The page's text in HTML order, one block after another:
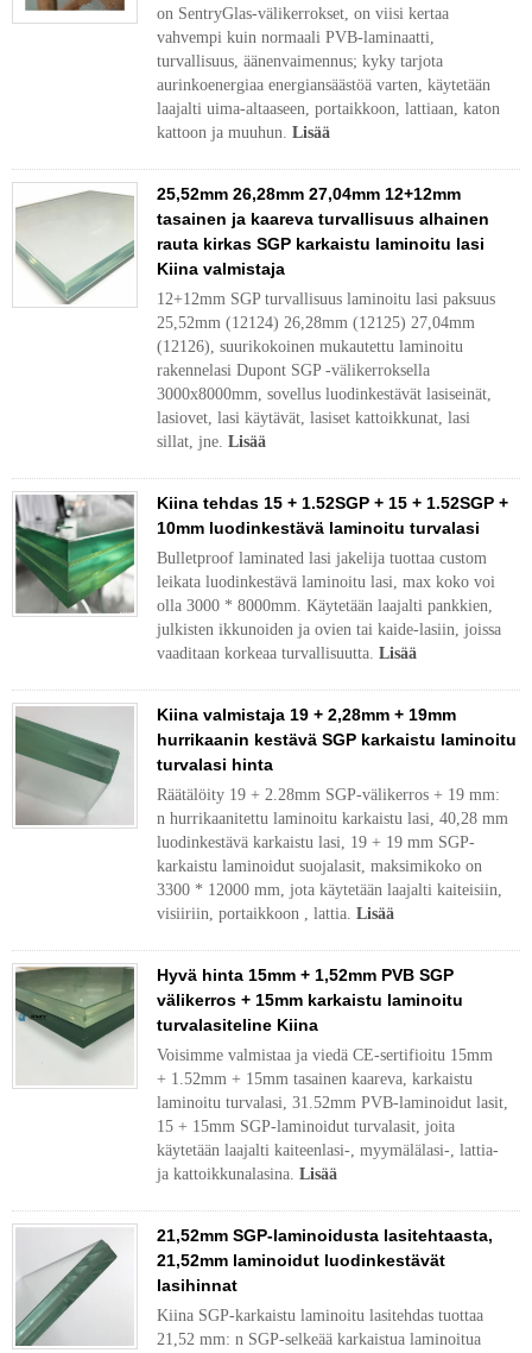
on SentryGlas-välikerrokset, on viisi kertaa
vahvempi kuin normaali PVB-laminaatti,
turvallisuus, äänenvaimennus; kyky tarjota
aurinkoenergiaa energiansäästöä varten, käytetään
laajalti uima-altaaseen, portaikkoon, lattiaan, katon
kattoon ja muuhun. Lisää
25,52mm 26,28mm 27,04mm 12+12mm
tasainen ja kaareva turvallisuus alhainen
rauta kirkas SGP karkaistu laminoitu lasi
Kiina valmistaja
12+12mm SGP turvallisuus laminoitu lasi paksuus
25,52mm (12124) 26,28mm (12125) 27,04mm
(12126), suurikokoinen mukautettu laminoitu
rakennelasi Dupont SGP -välikerroksella
3000x8000mm, sovellus luodinkestävät lasiseinät,
lasiovet, lasi käytävät, lasiset kattoikkunat, lasi
sillat, jne. Lisää
Kiina tehdas 15 + 1.52SGP + 15 + 1.52SGP +
10mm luodinkestävä laminoitu turvalasi
Bulletproof laminated lasi jakelija tuottaa custom
leikata luodinkestävä laminoitu lasi, max koko voi
olla 3000 * 8000mm. Käytetään laajalti pankkien,
julkisten ikkunoiden ja ovien tai kaide-lasiin, joissa
vaaditaan korkeaa turvallisuutta. Lisää
Kiina valmistaja 19 + 2,28mm + 19mm
hurrikaanin kestävä SGP karkaistu laminoitu
turvalasi hinta
Räätälöity 19 + 2.28mm SGP-välikerros + 19 mm:
n hurrikaanitettu laminoitu karkaistu lasi, 40,28 mm
luodinkestävä karkaistu lasi, 19 + 19 mm SGP-
karkaistu laminoidut suojalasit, maksimikoko on
3300 * 12000 mm, jota käytetään laajalti kaiteisiin,
visiiriin, portaikkoon , lattia. Lisää
Hyvä hinta 15mm + 1,52mm PVB SGP
välikerros + 15mm karkaistu laminoitu
turvalasiteline Kiina
Voisimme valmistaa ja viedä CE-sertifioitu 15mm
+ 1.52mm + 15mm tasainen kaareva, karkaistu
laminoitu turvalasi, 31.52mm PVB-laminoidut lasit,
15 + 15mm SGP-laminoidut turvalasit, joita
käytetään laajalti kaiteenlasi-, myymälälasi-, lattia-
ja kattoikkunalasina. Lisää
21,52mm SGP-laminoidusta lasitehtaasta,
21,52mm laminoidut luodinkestävät
lasihinnat
Kiina SGP-karkaistu laminoitu lasitehdas tuottaa
21,52 mm: n SGP-selkeää karkaistua laminoitua